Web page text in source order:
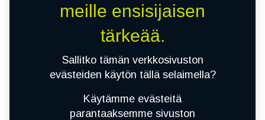
meille ensisijaisen
tärkeää.
Sallitko tämän verkkosivuston
evästeiden käytön tällä selaimella?
Käytämme evästeitä
parantaaksemme sivuston